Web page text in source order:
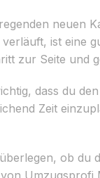
neuen
ist eine
zur Seite und
dass du
Zeit
ob du